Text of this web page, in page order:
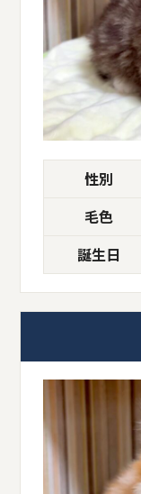
性別
毛色
誕生日